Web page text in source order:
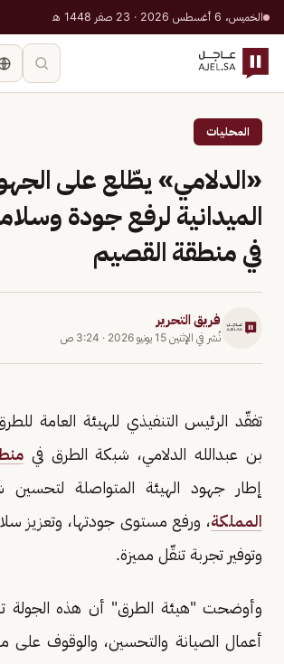
الخميس، 6 أغسطس 2026 · 23 صفر 1448 هـ
المحليات
«الدلامي» يطّلع على
الميدانية لرفع جودة
في منطقة القصيم
فريق التحرير
نُشر في الإثنين 15 يونيو 2026 · 3:24 ص
تفقّد الرئيس التنفيذي للهيئة العامة
بن عبدالله الدلامي، شبكة الطرق في
إطار جهود الهيئة المتواصلة
المملكة، ورفع مستوى جودتها، وتعزيز
وتوفير تجربة تنقّل مميزة.
وأوضحت "هيئة الطرق" أن هذه الجولة
أعمال الصيانة والتحسين، والوقوف على